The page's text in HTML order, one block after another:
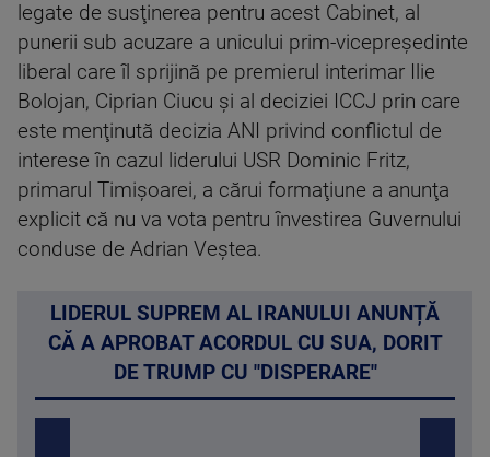
legate de susţinerea pentru acest Cabinet, al
punerii sub acuzare a unicului prim-vicepreşedinte
liberal care îl sprijină pe premierul interimar Ilie
Bolojan, Ciprian Ciucu şi al deciziei ICCJ prin care
este menţinută decizia ANI privind conflictul de
interese în cazul liderului USR Dominic Fritz,
primarul Timişoarei, a cărui formaţiune a anunţa
explicit că nu va vota pentru învestirea Guvernului
conduse de Adrian Veştea.
LIDERUL SUPREM AL IRANULUI ANUNȚĂ
CĂ A APROBAT ACORDUL CU SUA, DORIT
DE TRUMP CU "DISPERARE"